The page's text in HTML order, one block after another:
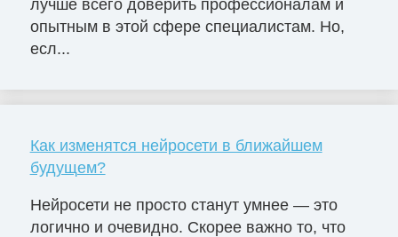
лучше всего доверить профессионалам и
опытным в этой сфере специалистам. Но,
есл...
Как изменятся нейросети в ближайшем
будущем?
Нейросети не просто станут умнее — это
логично и очевидно. Скорее важно то, что